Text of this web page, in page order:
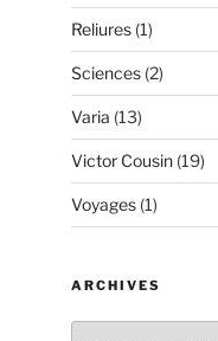
Reliures(1)
Sciences(2)
Varia (13)
Victor Cousin(19)
Voyages(1)
ARCHIVES